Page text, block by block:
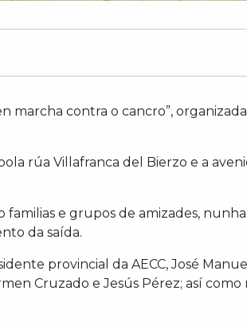
marcha contra o cancro”,
rúa Villafranca del Bierzo e a
familias e grupos de amizades,
da saída.
provincial da AECC, José
Cruzado e Jesús Pérez; así